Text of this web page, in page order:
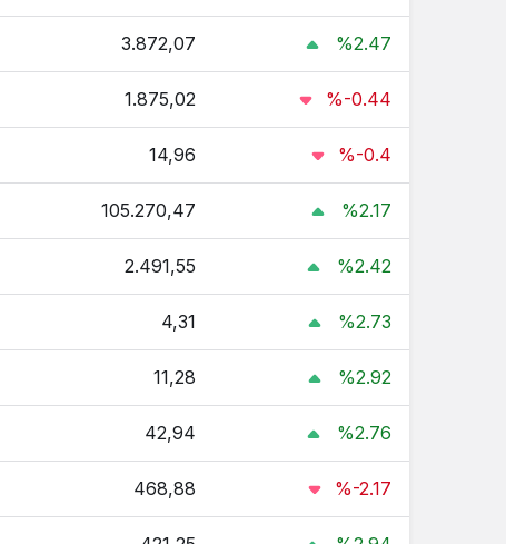
3.872,07 %2.47
1.875,02 %-0.44
14,96 %-0.4
105.270,47 %2.17
2.491,55 %2.42
4,31 %2.73
11,28 %2.92
42,94 %2.76
468,88 %-2.17